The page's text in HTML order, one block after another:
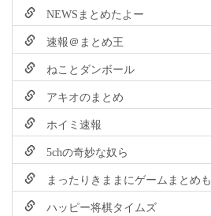
NEWSまとめたよー
速報＠まとめ王
ねことダンボール
アキオのまとめ
ホイミ速報
5chの奇妙な奴ら
まったりきままにゲームまとめも
ハッピー将棋タイムズ